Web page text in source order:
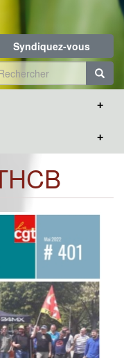
Syndiquez-vous